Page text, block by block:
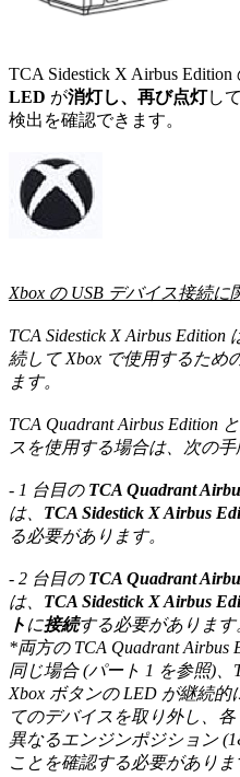
TCA Sidestick X Airbus Edition
LED が消灯し、再び点灯し
検出を確認できます。
Xbox のUSB デバイス接続に
TCA Sidestick X Airbus
続してXbox で使用するため
ます。
TCA Quadrant Airbus Edition
スを使用する場合は、次の
‐ 1 台目のTCA Quadrant
は、 TCA Sidestick X Airbus
る必要があります。
‐ 2 台目のTCA Quadrant
は、 TCA Sidestick X Airbus
ト に接続する必要があります
*両方のTCA Quadrant Airbus
同じ場合(パート 1 を参照)、
Xbox ボタンのLED が継続的
てのデバイスを取り外し、各
異なるエンジンポジション
ことを確認する必要がありま